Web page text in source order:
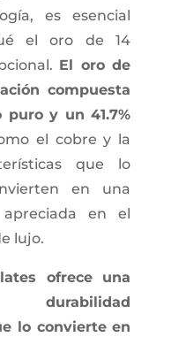
es esencial
el oro de 14
El oro de
compuesta
puro y un 41.7%
el cobre y la
que lo
en una
en el
lujo.
ofrece una
lo convierte en